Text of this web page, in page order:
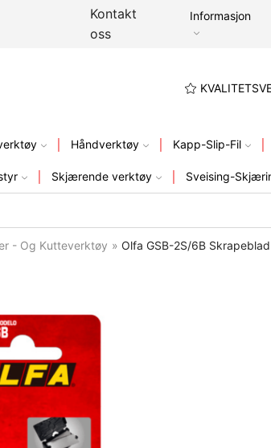
Kontakt
oss
Informasjon
Håndverktøy Kapp-Slip-Fil
Skjærende verktøy Sveising-
- Og Kutteverktøy » Olfa GSB-2S/6B Skrapeblad